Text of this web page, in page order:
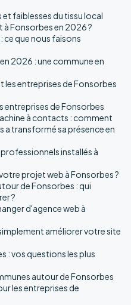
faiblesses du tissu local
Fonsorbes en 2026 ?
ce que nous faisons
2026 : une commune en
les entreprises de Fonsorbes
entreprises de Fonsorbes
à contacts : comment
a transformé sa présence en
installés à
projet web à Fonsorbes ?
de Fonsorbes : qui
?
d'agence web à
améliorer votre site
: vos questions les plus
autour de Fonsorbes
les entreprises de